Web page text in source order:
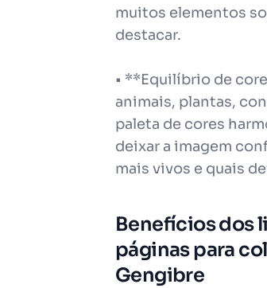
muitos elementos
destacar.
• **Equilíbrio de
animais, plantas,
paleta de cores
deixar a imagem
mais vivos e quais
Benefícios dos
páginas para
Gengibre